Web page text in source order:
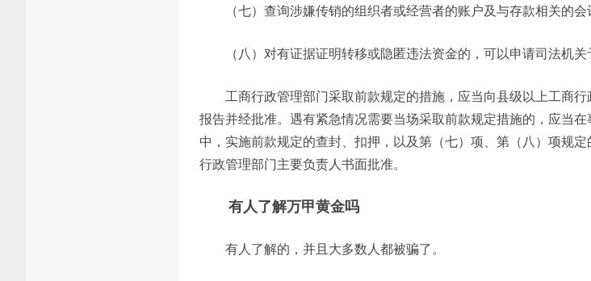
（七）查询涉嫌传销的组织者或经营者的账户及与存款相关的
（八）对有证据证明转移或隐匿违法资金的，可以申请司法机关
工商行政管理部门采取前款规定的措施，应当向县级以上工商
报告并经批准。遇有紧急情况需要当场采取前款规定措施的，应当
中，实施前款规定的查封、扣押，以及第（七）项、第（八）项规
行政管理部门主要负责人书面批准。
有人了解万甲黄金吗
有人了解的，并且大多数人都被骗了。